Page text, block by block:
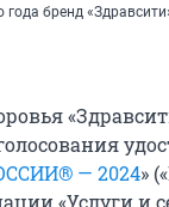
года бренд
— 2024»
«Услуги и